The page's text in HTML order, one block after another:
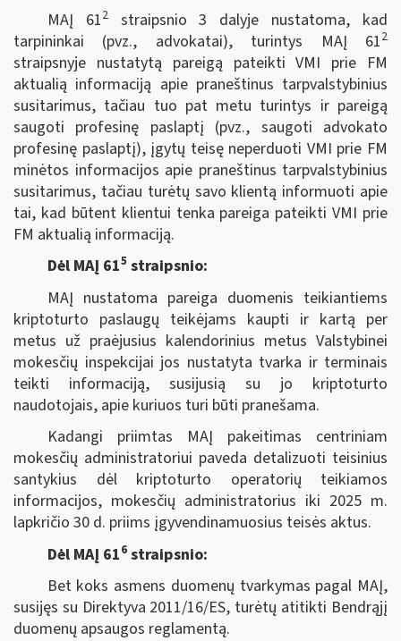
MAĮ 612straipsnio 3 dalyje nustatoma, kad
tarpininkai (pvz., advokatai), turintys MAĮ 612
straipsnyje nustatytą pareigą pateikti VMI prie FM
aktualią informaciją apie praneštinus tarpvalstybinius
susitarimus, tačiau tuo pat metu turintys ir pareigą
saugoti profesinę paslaptį (pvz., saugoti advokato
profesinę paslaptį), įgytų teisę neperduoti VMI prie FM
minėtos informacijos apie praneštinus tarpvalstybinius
susitarimus, tačiau turėtų savo klientą informuoti apie
tai, kad būtent klientui tenka pareiga pateikti VMI prie
FM aktualią informaciją.
Dėl MAĮ 615 straipsnio:
MAĮ nustatoma pareiga duomenis teikiantiems
kriptoturto paslaugų teikėjams kaupti ir kartą per
metus už praėjusius kalendorinius metus Valstybinei
mokesčių inspekcijai jos nustatyta tvarka ir terminais
teikti informaciją, susijusią su jo kriptoturto
naudotojais, apie kuriuos turi būti pranešama.
Kadangi priimtas MAĮ pakeitimas centriniam
mokesčių administratoriui paveda detalizuoti teisinius
santykius dėl kriptoturto operatorių teikiamos
informacijos, mokesčių administratorius iki 2025 m.
lapkričio 30 d. priims įgyvendinamuosius teisės aktus.
Dėl MAĮ 616straipsnio:
Bet koks asmens duomenų tvarkymas pagal MAĮ,
susijęs su Direktyva 2011/16/ES, turėtų atitikti Bendrąjį
duomenų apsaugos reglamentą.